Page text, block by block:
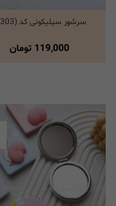
انتخاب گزینه ها
سرشور سیلیکونی کد (0303)
119,000 تومان